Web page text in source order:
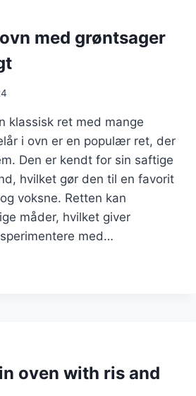
med grøntsager
klassisk ret med mange
i ovn er en populær ret, der
Den er kendt for sin saftige
hvilket gør den til en favorit
voksne. Retten kan
måder, hvilket giver
med…
oven with ris and